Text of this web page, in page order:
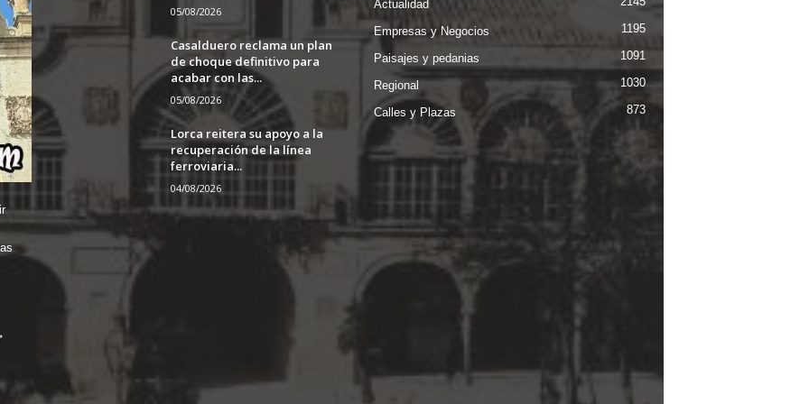
05/08/2026
Casalduero reclama un plan
de choque definitivo para
acabar con las...
05/08/2026
Lorca reitera su apoyo a la
recuperación de la línea
ferroviaria...
04/08/2026
Actualidad
Empresas y Negocios 1195
Paisajes y pedanias 1091
Regional 1030
Calles y Plazas 873